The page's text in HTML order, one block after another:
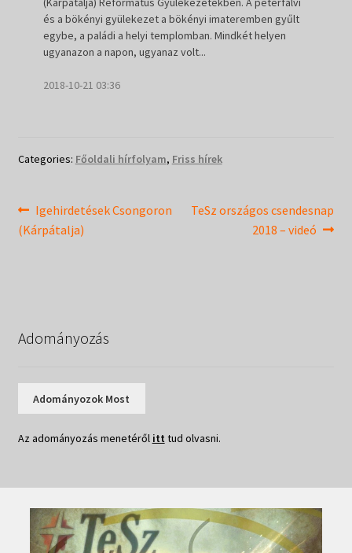
és a bökényi gyülekezet a bökényi imateremben gyűlt
egybe, a paládi a helyi templomban. Mindkét helyen
ugyanazon a napon, ugyanaz volt...
2018-10-21 03:36
Categories: Főoldali hírfolyam, Friss hírek
Bejegyzés
navigáció
Previous
post:
Igehirdetések Csongoron
(Kárpátalja)
Next
TeSz országos csendesnap
2018 – videó
Adományozás
Adományozok Most
Az adományozás menetéről itt tud olvasni.